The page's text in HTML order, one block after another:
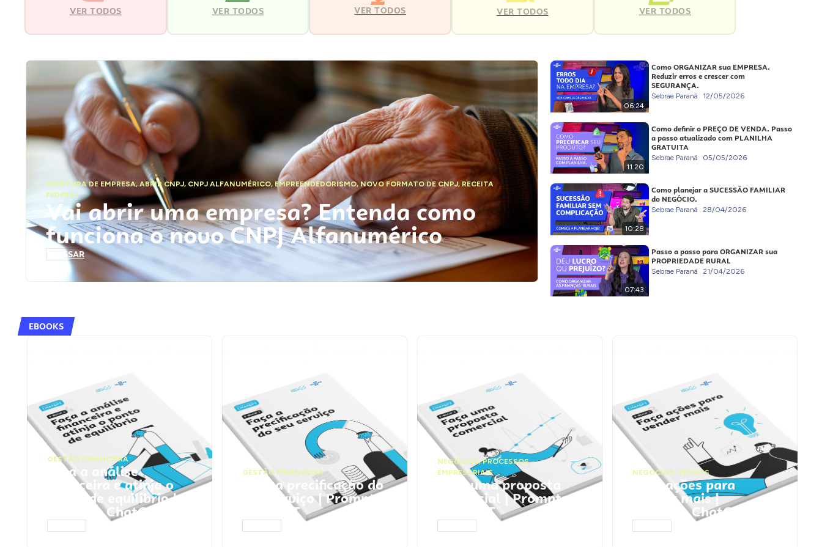
VER TODOS VER TODOS VER TODOS VER TODOS VER TODOS
ABERTURA DE EMPRESA,ABRIR CNPJ, CNPJ ALFANUMÉRICO, EMPREENDEDORISMO,NOVO FORMATO DE CNPJ,RECEITA
FEDERAL
Vai abrir uma empresa? Entenda como
funciona o novo CNPJ Alfanumérico
ACESSAR
06:24
Como ORGANIZAR sua EMPRESA.
Reduzir erros e crescer com
SEGURANÇA.
Sebrae Paraná 12/05/2026
11:20
Como definir o PREÇO DE VENDA. Passo
a passo atualizado com PLANILHA
GRATUITA
Sebrae Paraná 05/05/2026
10:28
Como planejar a SUCESSÃO FAMILIAR
do NEGÓCIO.
Sebrae Paraná 28/04/2026
07:43
Passo a passo para ORGANIZAR sua
PROPRIEDADE RURAL
Sebrae Paraná 21/04/2026
EBOOKS
GESTÃO FINANCEIRA
Faça a análise
financeira e atinja o
ponto de equilíbrio |
Prompts ChatGPT
GESTÃO FINANCEIRA
Faça a precificação do
seu serviço | Prompts
ChatGPT
NEGÓCIOS,PROCESSOS
EMPRESARIAIS
Faça uma proposta
comercial | Prompts
ChatGPT
NEGÓCIOS, VENDAS
Faça ações para
vender mais |
Prompts ChatGPT